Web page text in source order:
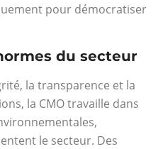
pour démocratiser
du secteur
la transparence et la
la CMO travaille dans
le secteur. Des